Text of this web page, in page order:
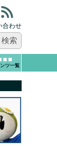
ツ一覧
RSS フィード
合わせ